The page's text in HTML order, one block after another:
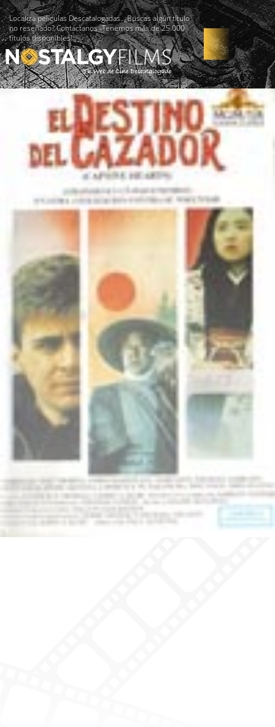
Localiza películas Descatalogadas. ¿Buscas algún título
no reseñado? Contáctanos -Tenemos más de 25.000
títulos disponibles!